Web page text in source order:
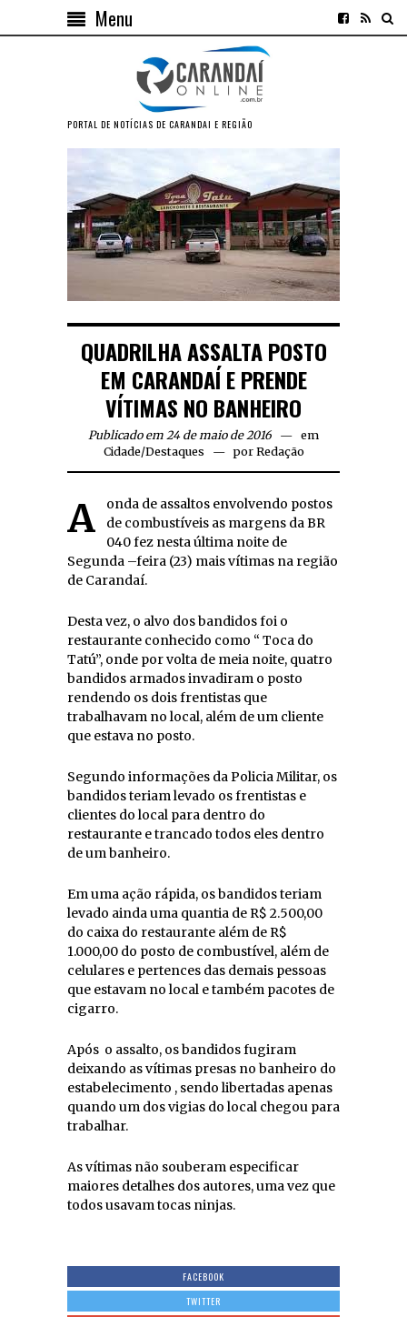
Menu
PORTAL DE NOTÍCIAS DE CARANDAI E REGIÃO
QUADRILHA ASSALTA POSTO
EM CARANDAÍ E PRENDE
VÍTIMAS NO BANHEIRO
Publicado em 24 de maio de 2016
em
Cidade/Destaques por Redação
A onda de assaltos envolvendo postos
de combustíveis as margens da BR
040 fez nesta última noite de
Segunda –feira (23) mais vítimas na região
de Carandaí.
Desta vez, o alvo dos bandidos foi o
restaurante conhecido como “ Toca do
Tatú”, onde por volta de meia noite, quatro
bandidos armados invadiram o posto
rendendo os dois frentistas que
trabalhavam no local, além de um cliente
que estava no posto.
Segundo informações da Policia Militar, os
bandidos teriam levado os frentistas e
clientes do local para dentro do
restaurante e trancado todos eles dentro
de um banheiro.
Em uma ação rápida, os bandidos teriam
levado ainda uma quantia de R$ 2.500,00
do caixa do restaurante além de R$
1.000,00 do posto de combustível, além de
celulares e pertences das demais pessoas
que estavam no local e também pacotes de
cigarro.
Após o assalto, os bandidos fugiram
deixando as vítimas presas no banheiro do
estabelecimento , sendo libertadas apenas
quando um dos vigias do local chegou para
trabalhar.
As vítimas não souberam especificar
maiores detalhes dos autores, uma vez que
todos usavam tocas ninjas.
FACEBOOK
TWITTER